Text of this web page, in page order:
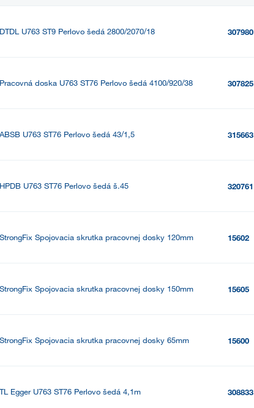
DTDL U763 ST9 Perlovo šedá 2800/2070/18 307980
Pracovná doska U763 ST76 Perlovo šedá 4100/920/38 307825
ABSB U763 ST76 Perlovo šedá 43/1,5 315663
HPDB U763 ST76 Perlovo šedá š.45 320761
StrongFix Spojovacia skrutka pracovnej dosky 120mm 15602
StrongFix Spojovacia skrutka pracovnej dosky 150mm 15605
StrongFix Spojovacia skrutka pracovnej dosky 65mm 15600
TL Egger U763 ST76 Perlovo šedá 4,1m 308833